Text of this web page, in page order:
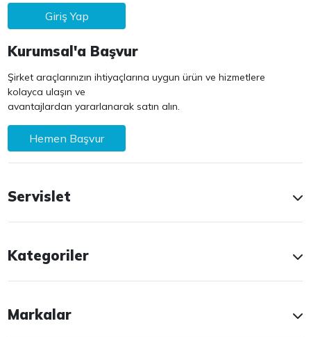
Giriş Yap
Kurumsal'a Başvur
Şirket araçlarınızın ihtiyaçlarına uygun ürün ve hizmetlere
kolayca ulaşın ve
avantajlardan yararlanarak satın alın.
Hemen Başvur
Servislet
Kategoriler
Markalar